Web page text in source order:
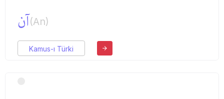
آن(An)
Kamus-ı Türki